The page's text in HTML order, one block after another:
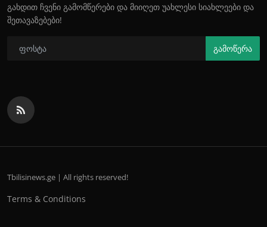
გახდით ჩვენი გამომწერები და მიიღეთ უახლესი სიახლეები და
შეთავაზებები!
გამოწერა
Tbilisinews.ge | All rights reserved!
Terms & Conditions